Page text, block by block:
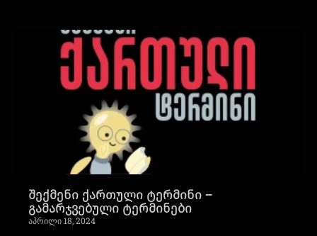
შექმენი ქართული ტერმინი –
გამარჯვებული ტერმინები
აპრილი 18, 2024